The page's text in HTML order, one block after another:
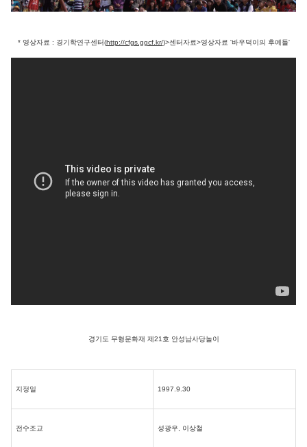
* 영상자료 : 경기학연구센터(http://cfgs.ggcf.kr/)>센터자료>영상자료 '바우덕이의 후예들'
경기도 무형문화재 제21호 안성남사당놀이
지정일 1997.9.30
전수조교 성광우, 이상철